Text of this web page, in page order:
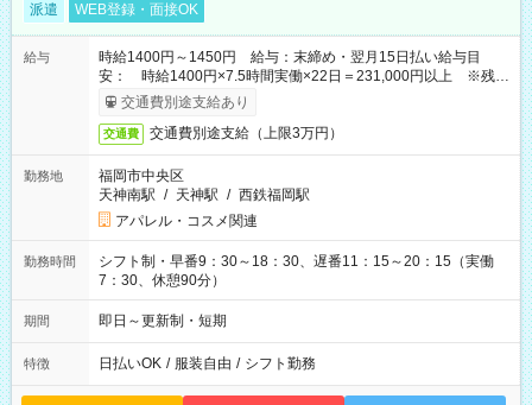
派遣 WEB登録・面接OK
給与
時給1400円～1450円 給与：末締め・翌月15日払い給与目
安： 時給1400円×7.5時間実働×22日＝231,000円以上 ※残業
単位が1分計算。残業分もしっかり給与でお支払いします
交通費別途支給あり
交通費 交通費別途支給（上限3万円）
勤務地
福岡市中央区
天神南駅 / 天神駅 / 西鉄福岡駅
アパレル・コスメ関連
勤務時間
シフト制・早番9：30～18：30、遅番11：15～20：15（実働
7：30、休憩90分）
期間 即日～更新制・短期
特徴 日払いOK / 服装自由 / シフト勤務